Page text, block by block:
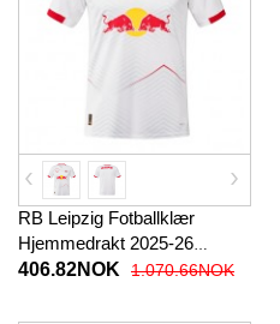
RB Leipzig Fotballklær
Hjemmedrakt 2025-26
Kortermet
406.82NOK 1.070.66NOK